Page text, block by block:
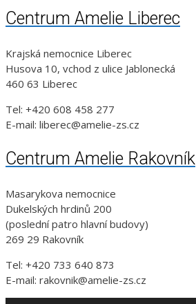
Centrum Amelie Liberec
Krajská nemocnice Liberec
Husova 10, vchod z ulice Jablonecká
460 63 Liberec
Tel: +420 608 458 277
E-mail: liberec@amelie-zs.cz
Centrum Amelie Rakovník
Masarykova nemocnice
Dukelských hrdinů 200
(poslední patro hlavní budovy)
269 29 Rakovník
Tel: +420 733 640 873
E-mail: rakovnik@amelie-zs.cz